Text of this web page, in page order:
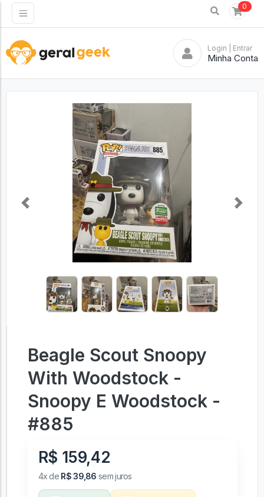
0
Login | Entrar
Minha Conta
Previous Next
Beagle Scout Snoopy
With Woodstock -
Snoopy E Woodstock -
#885
R$ 159,42
4x de R$ 39,86 sem juros